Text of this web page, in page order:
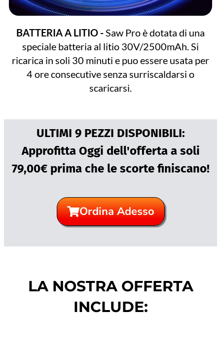
BATTERIA A LITIO -Saw Pro è dotata di una
speciale batteria al litio 30V/2500mAh. Si
ricarica in soli 30 minuti e puo essere usata per
4 ore consecutive senza surriscaldarsi o
scaricarsi.
ULTIMI 9 PEZZI DISPONIBILI:
Approfitta Oggi dell'offerta a soli
79,00€ prima che le scorte finiscano!
Ordina Adesso
LA NOSTRA OFFERTA
INCLUDE: